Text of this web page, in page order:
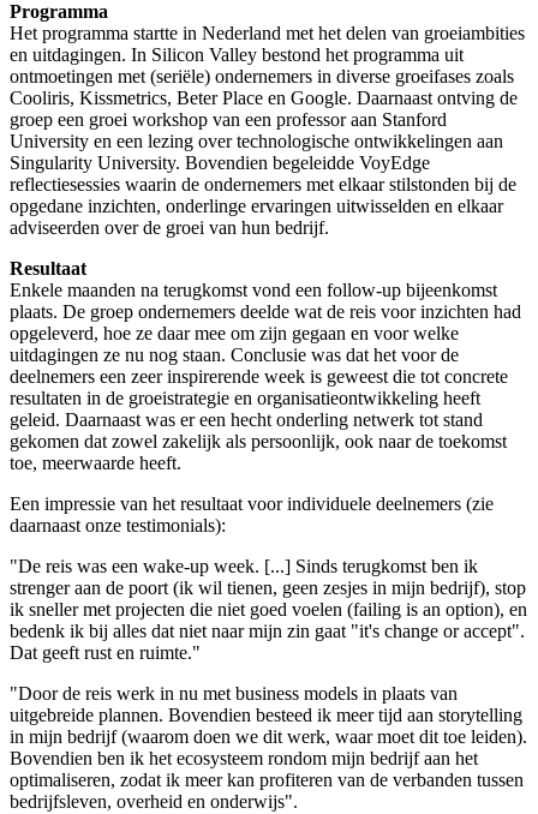
Programma
Het programma startte in Nederland met het delen van groeiambities
en uitdagingen. In Silicon Valley bestond het programma uit
ontmoetingen met (seriële) ondernemers in diverse groeifases zoals
Cooliris, Kissmetrics, Beter Place en Google. Daarnaast ontving de
groep een groei workshop van een professor aan Stanford
University en een lezing over technologische ontwikkelingen aan
Singularity University. Bovendien begeleidde VoyEdge
reflectiesessies waarin de ondernemers met elkaar stilstonden bij de
opgedane inzichten, onderlinge ervaringen uitwisselden en elkaar
adviseerden over de groei van hun bedrijf.
Resultaat
Enkele maanden na terugkomst vond een follow-up bijeenkomst
plaats. De groep ondernemers deelde wat de reis voor inzichten had
opgeleverd, hoe ze daar mee om zijn gegaan en voor welke
uitdagingen ze nu nog staan. Conclusie was dat het voor de
deelnemers een zeer inspirerende week is geweest die tot concrete
resultaten in de groeistrategie en organisatieontwikkeling heeft
geleid. Daarnaast was er een hecht onderling netwerk tot stand
gekomen dat zowel zakelijk als persoonlijk, ook naar de toekomst
toe, meerwaarde heeft.
Een impressie van het resultaat voor individuele deelnemers (zie
daarnaast onze testimonials):
"De reis was een wake-up week. [...] Sinds terugkomst ben ik
strenger aan de poort (ik wil tienen, geen zesjes in mijn bedrijf), stop
ik sneller met projecten die niet goed voelen (failing is an option), en
bedenk ik bij alles dat niet naar mijn zin gaat "it's change or accept".
Dat geeft rust en ruimte."
"Door de reis werk in nu met business models in plaats van
uitgebreide plannen. Bovendien besteed ik meer tijd aan storytelling
in mijn bedrijf (waarom doen we dit werk, waar moet dit toe leiden).
Bovendien ben ik het ecosysteem rondom mijn bedrijf aan het
optimaliseren, zodat ik meer kan profiteren van de verbanden tussen
bedrijfsleven, overheid en onderwijs".